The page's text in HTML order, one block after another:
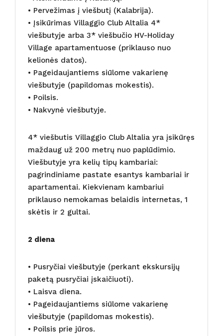
• Pervežimas į viešbutį (Kalabrija).
• Įsikūrimas Villaggio Club Altalia 4*
viešbutyje arba 3* viešbučio HV-Holiday
Village apartamentuose (priklauso nuo
kelionės datos).
• Pageidaujantiems siūlome vakarienę
viešbutyje (papildomas mokestis).
• Poilsis.
• Nakvynė viešbutyje.
4* viešbutis Villaggio Club Altalia yra įsikūręs
maždaug už 200 metrų nuo paplūdimio.
Viešbutyje yra kelių tipų kambariai:
pagrindiniame pastate esantys kambariai ir
apartamentai. Kiekvienam kambariui
priklauso nemokamas belaidis internetas, 1
skėtis ir 2 gultai.
2 diena
• Pusryčiai viešbutyje (perkant ekskursijų
paketą pusryčiai įskaičiuoti).
• Laisva diena.
• Pageidaujantiems siūlome vakarienę
viešbutyje (papildomas mokestis).
• Poilsis prie jūros.